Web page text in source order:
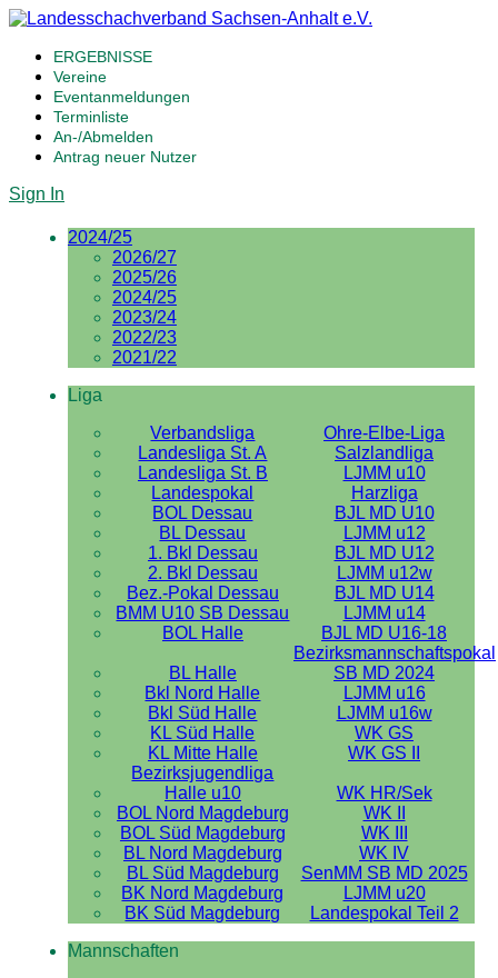
ERGEBNISSE
Vereine
Eventanmeldungen
Terminliste
An-/Abmelden
Antrag neuer Nutzer
Sign In
2024/25
2026/27
2025/26
2024/25
2023/24
2022/23
2021/22
Liga
Verbandsliga
Ohre-Elbe-Liga
Landesliga St. A
Salzlandliga
Landesliga St. B
LJMM u10
Landespokal
Harzliga
BOL Dessau
BJL MD U10
BL Dessau
LJMM u12
1. Bkl Dessau
BJL MD U12
2. Bkl Dessau
LJMM u12w
Bez.-Pokal Dessau
BJL MD U14
BMM U10 SB Dessau
LJMM u14
BOL Halle
BJL MD U16-18
BL Halle
Bezirksmannschaftspokal
SB MD 2024
Bkl Nord Halle
LJMM u16
Bkl Süd Halle
LJMM u16w
KL Süd Halle
WK GS
KL Mitte Halle
WK GS II
Bezirksjugendliga
Halle u10
WK HR/Sek
BOL Nord Magdeburg
WK II
BOL Süd Magdeburg
WK III
BL Nord Magdeburg
WK IV
BL Süd Magdeburg
SenMM SB MD 2025
BK Nord Magdeburg
LJMM u20
BK Süd Magdeburg
Landespokal Teil 2
Mannschaften